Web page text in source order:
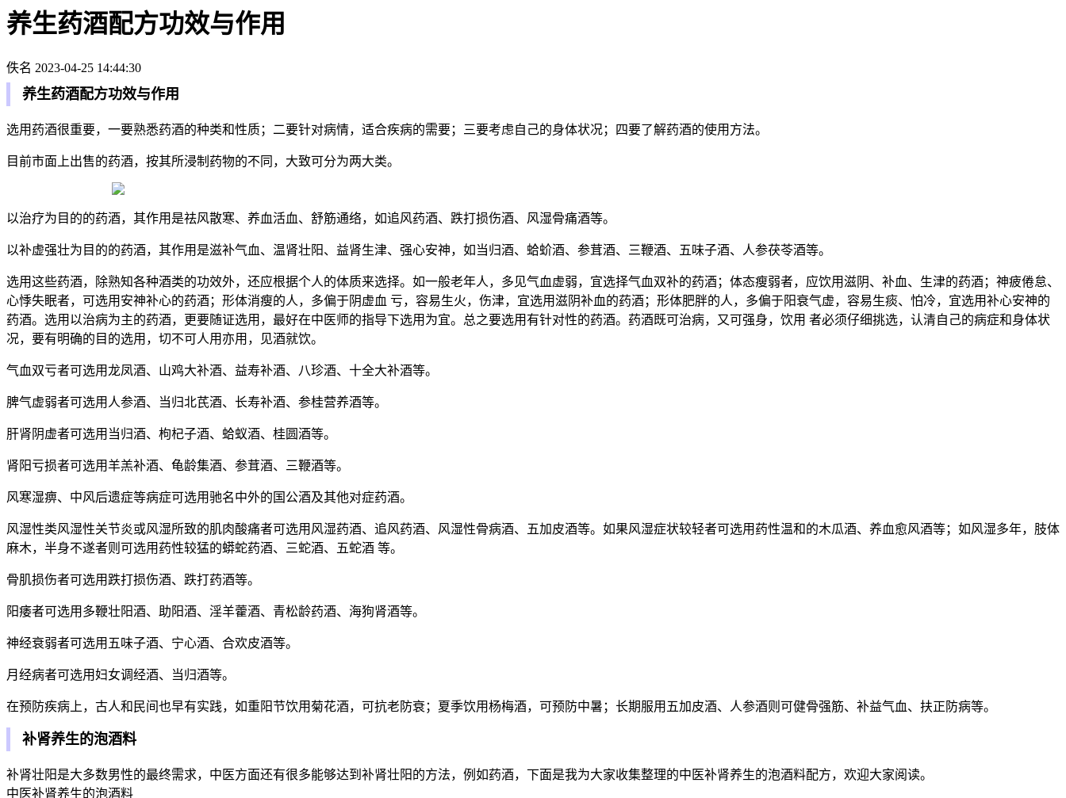
养生药酒配方功效与作用
佚名 2023-04-25 14:44:30
养生药酒配方功效与作用
选用药酒很重要，一要熟悉药酒的种类和性质；二要针对病情，适合疾病的需要；三要考虑自己的身体状况；四要了解药酒的使用方法。
目前市面上出售的药酒，按其所浸制药物的不同，大致可分为两大类。
以治疗为目的的药酒，其作用是祛风散寒、养血活血、舒筋通络，如追风药酒、跌打损伤酒、风湿骨痛酒等。
以补虚强壮为目的的药酒，其作用是滋补气血、温肾壮阳、益肾生津、强心安神，如当归酒、蛤蚧酒、参茸酒、三鞭酒、五味子酒、人参茯苓酒等。
选用这些药酒，除熟知各种酒类的功效外，还应根据个人的体质来选择。如一般老年人，多见气血虚弱，宜选择气血双补的药酒；体态瘦弱者，应饮用滋阴、补血、生津的药酒；神疲倦怠、
心悸失眠者，可选用安神补心的药酒；形体消瘦的人，多偏于阴虚血 亏，容易生火，伤津，宜选用滋阴补血的药酒；形体肥胖的人，多偏于阳衰气虚，容易生痰、怕冷，宜选用补心安神的
药酒。选用以治病为主的药酒，更要随证选用，最好在中医师的指导下选用为宜。总之要选用有针对性的药酒。药酒既可治病，又可强身，饮用 者必须仔细挑选，认清自己的病症和身体状
况，要有明确的目的选用，切不可人用亦用，见酒就饮。
气血双亏者可选用龙凤酒、山鸡大补酒、益寿补酒、八珍酒、十全大补酒等。
脾气虚弱者可选用人参酒、当归北芪酒、长寿补酒、参桂营养酒等。
肝肾阴虚者可选用当归酒、枸杞子酒、蛤蚁酒、桂圆酒等。
肾阳亏损者可选用羊羔补酒、龟龄集酒、参茸酒、三鞭酒等。
风寒湿痹、中风后遗症等病症可选用驰名中外的国公酒及其他对症药酒。
风湿性类风湿性关节炎或风湿所致的肌肉酸痛者可选用风湿药酒、追风药酒、风湿性骨病酒、五加皮酒等。如果风湿症状较轻者可选用药性温和的木瓜酒、养血愈风酒等；如风湿多年，肢体
麻木，半身不遂者则可选用药性较猛的蟒蛇药酒、三蛇酒、五蛇酒 等。
骨肌损伤者可选用跌打损伤酒、跌打药酒等。
阳痿者可选用多鞭壮阳酒、助阳酒、淫羊藿酒、青松龄药酒、海狗肾酒等。
神经衰弱者可选用五味子酒、宁心酒、合欢皮酒等。
月经病者可选用妇女调经酒、当归酒等。
在预防疾病上，古人和民间也早有实践，如重阳节饮用菊花酒，可抗老防衰；夏季饮用杨梅酒，可预防中暑；长期服用五加皮酒、人参酒则可健骨强筋、补益气血、扶正防病等。
补肾养生的泡酒料
补肾壮阳是大多数男性的最终需求，中医方面还有很多能够达到补肾壮阳的方法，例如药酒，下面是我为大家收集整理的中医补肾养生的泡酒料配方，欢迎大家阅读。
中医补肾养生的泡酒料